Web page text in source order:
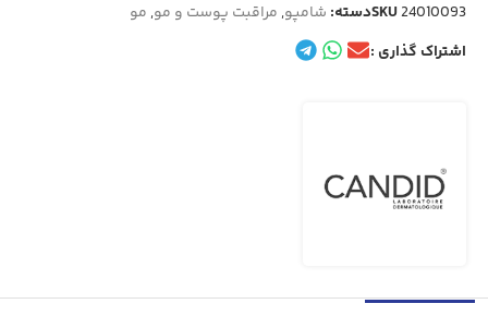
SKU24010093 دسته: شامپو,مراقبت پوست و مو,مو
اشتراک گذاری :